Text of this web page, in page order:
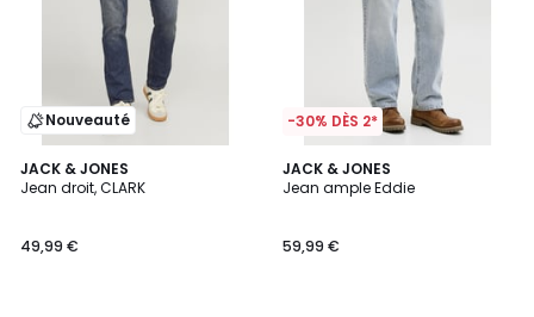
Nouveauté
JACK & JONES
Jean droit, CLARK
49,99 €
-30% DÈS 2*
JACK & JONES
Jean ample Eddie
59,99 €